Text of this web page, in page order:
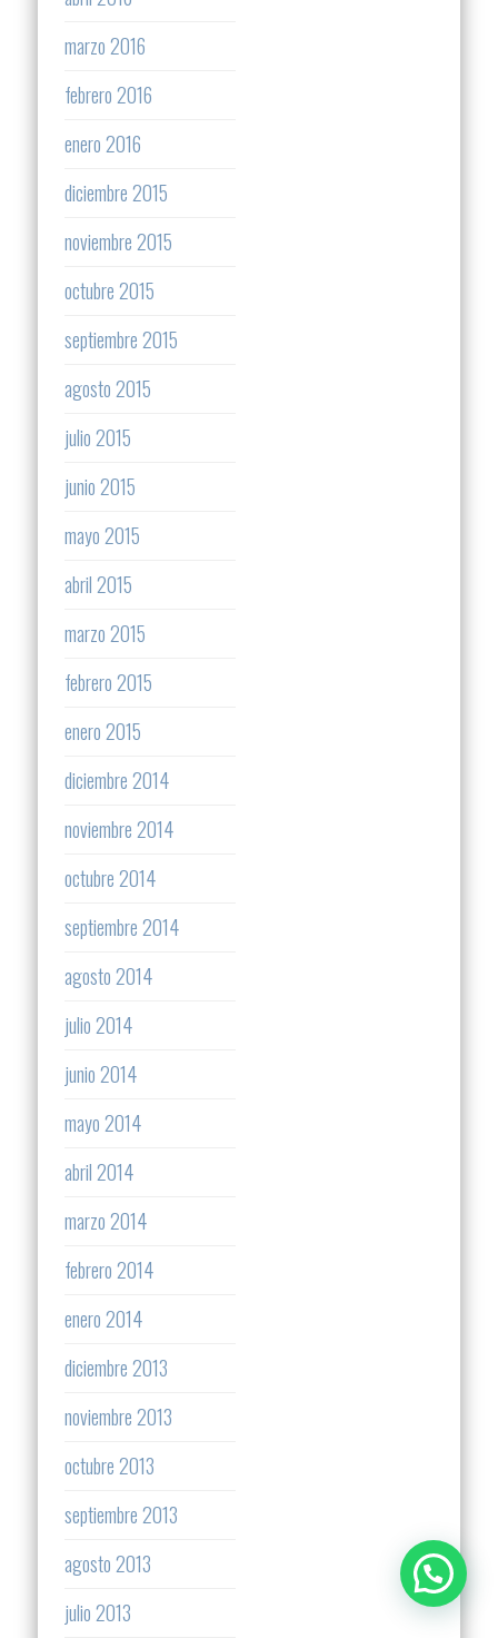
marzo 2016
febrero 2016
enero 2016
diciembre 2015
noviembre 2015
octubre 2015
septiembre 2015
agosto 2015
julio 2015
junio 2015
mayo 2015
abril 2015
marzo 2015
febrero 2015
enero 2015
diciembre 2014
noviembre 2014
octubre 2014
septiembre 2014
agosto 2014
julio 2014
junio 2014
mayo 2014
abril 2014
marzo 2014
febrero 2014
enero 2014
diciembre 2013
noviembre 2013
octubre 2013
septiembre 2013
agosto 2013
julio 2013